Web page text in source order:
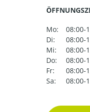
Mo:
08:00-
Di:
08:00-
Mi:
08:00-
Do:
08:00-
Fr:
08:00-
Sa:
08:00-